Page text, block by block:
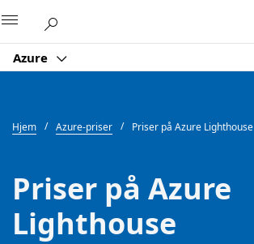
Azure
Hjem Azure-priser Priser på Azure Lighthouse
Priser på Azure
Lighthouse